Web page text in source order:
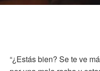
“¿Estás bien? Se te ve